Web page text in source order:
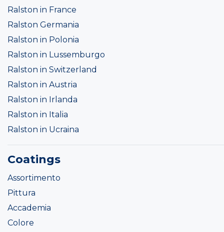
Ralston in France
Ralston Germania
Ralston in Polonia
Ralston in Lussemburgo
Ralston in Switzerland
Ralston in Austria
Ralston in Irlanda
Ralston in Italia
Ralston in Ucraina
Coatings
Assortimento
Pittura
Accademia
Colore